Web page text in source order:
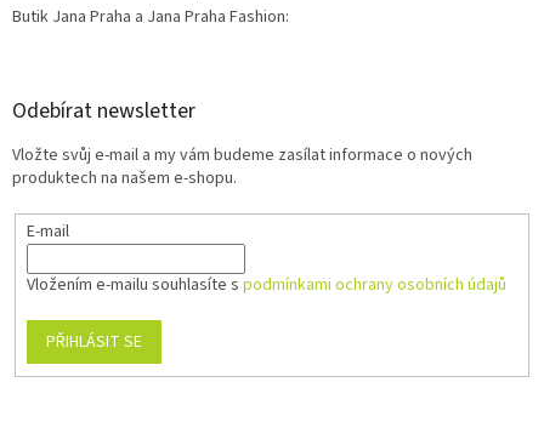
Butik Jana Praha a Jana Praha Fashion:
Odebírat newsletter
Vložte svůj e-mail a my vám budeme zasílat informace o nových
produktech na našem e-shopu.
E-mail
Vložením e-mailu souhlasíte s podmínkami ochrany osobních údajů
PŘIHLÁSIT SE